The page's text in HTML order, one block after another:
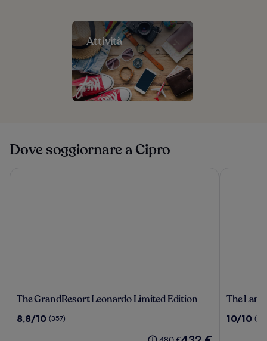
Attività
Dove soggiornare a Cipro
The
Leonardo
The GrandResort Leonardo Limited Edition
8.8
8,8/10 (357)
Il
The
Nicosia,
The
10.0
10/10 (10)